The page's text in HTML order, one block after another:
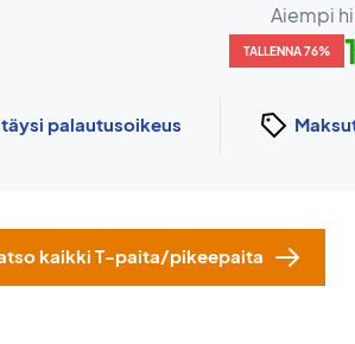
Aiempi
TALLENNA 76%
täysi palautusoikeus
kaikki T-paita/pikeepaita